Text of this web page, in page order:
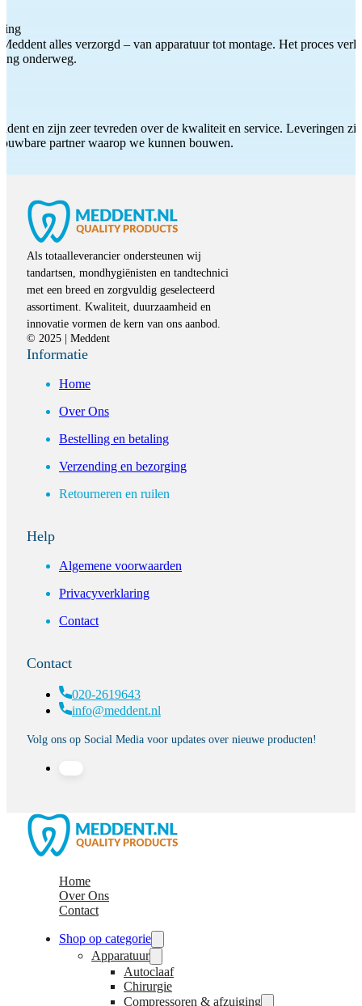
alles verzorgd – van apparatuur tot montage. Het proces
onderweg.
en zijn zeer tevreden over de kwaliteit en service. Leveringen
partner waarop we kunnen bouwen.
Als totaalleverancier ondersteunen wij
tandartsen, mondhygiënisten en tandtechnici
met een breed en zorgvuldig geselecteerd
assortiment. Kwaliteit, duurzaamheid en
innovatie vormen de kern van ons aanbod.
© 2025 | Meddent
Informatie
Home
Over Ons
Bestelling en betaling
Verzending en bezorging
Retourneren en ruilen
Help
Algemene voorwaarden
Privacyverklaring
Contact
Contact
020-2619643
info@meddent.nl
Volg ons op Social Media voor updates over nieuwe producten!
Home
Over Ons
Contact
Shop op categorie
Apparatuur
Autoclaaf
Chirurgie
Compressoren & afzuiging